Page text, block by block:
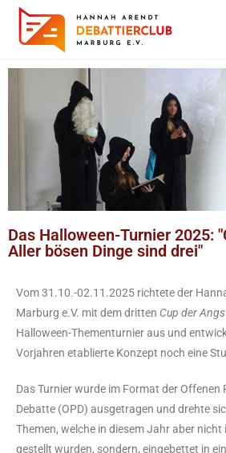
Das Halloween-Turnier 2025:
Aller bösen Dinge sind drei"
Vom 31.10.-02.11.2025 richtete der
Marburg e.V. mit dem dritten Cup der
Halloween-Thementurnier aus und
Vorjahren etablierte Konzept noch eine
Das Turnier wurde im Format der Offenen
Debatte (OPD) ausgetragen und drehte
Themen, welche in diesem Jahr aber
gestellt wurden, sondern, eingebettet in